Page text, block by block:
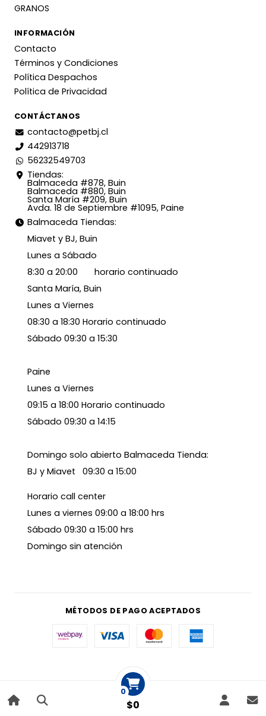
0
$0
GRANOS
INFORMACIÓN
Contacto
Términos y Condiciones
Política Despachos
Política de Privacidad
CONTÁCTANOS
contacto@petbj.cl
442913718
56232549703
Tiendas:
Balmaceda #878, Buin
Balmaceda #880, Buin
Santa María #209, Buin
Avda. 18 de Septiembre #1095, Paine
Balmaceda Tiendas:
Miavet y BJ, Buin
Lunes a Sábado
8:30 a 20:00 horario continuado
Santa María, Buin
Lunes a Viernes
08:30 a 18:30 Horario continuado
Sábado 09:30 a 15:30
Paine
Lunes a Viernes
09:15 a 18:00 Horario continuado
Sábado 09:30 a 14:15
Domingo solo abierto Balmaceda Tienda:
BJ y Miavet 09:30 a 15:00
Horario call center
Lunes a viernes 09:00 a 18:00 hrs
Sábado 09:30 a 15:00 hrs
Domingo sin atención
MÉTODOS DE PAGO ACEPTADOS
|